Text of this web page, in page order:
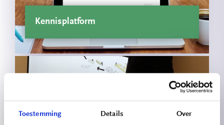
Toestemming Details Over
Kennisplatform